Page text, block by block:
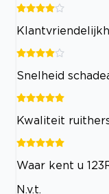
Snelheid
Kwaliteit
Waar kent u
N.v.t.